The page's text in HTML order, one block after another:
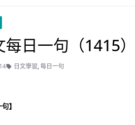
每日一句（1415）
日文學習,每日一句
】